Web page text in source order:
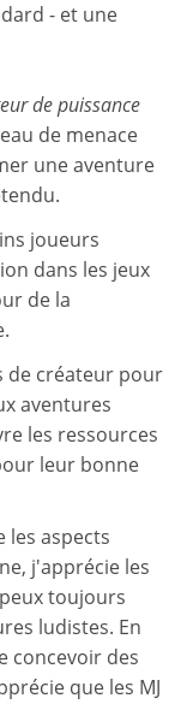
- et une
de puissance
de menace
une aventure
joueurs
dans les jeux
de la
de créateur pour
aventures
les ressources
leur bonne
les aspects
j'apprécie les
toujours
ludistes. En
concevoir des
que les MJ